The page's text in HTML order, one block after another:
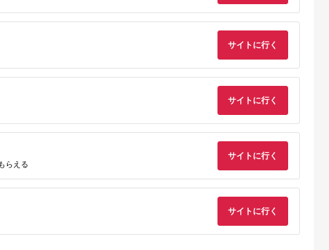
トで優秀賞】あ
り ささみ
ん地鶏定期便【２～３
人前】
【芸西村と大川村の共
通返礼品】芸西村 海
鮮丼の素セット【個別
発送】＆大川村 土佐
はちきん地鶏まるごと
円
はちきん地鶏きも１
ｇ
寄付金額:
るさと納
サイトに行く
サイトに行く
らえる
サイトに行く
サイトに行く